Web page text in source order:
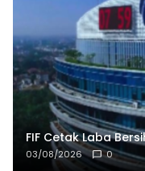
FIF Cetak Laba
03/08/2026 0